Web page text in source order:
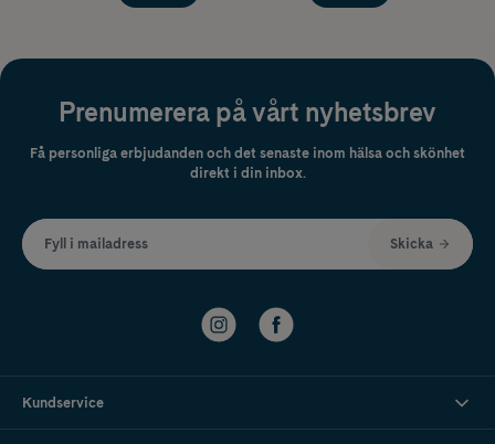
Prenumerera på vårt nyhetsbrev
Få personliga erbjudanden och det senaste inom hälsa och skönhet
direkt i din inbox.
Fyll i mailadress Skicka
Kundservice